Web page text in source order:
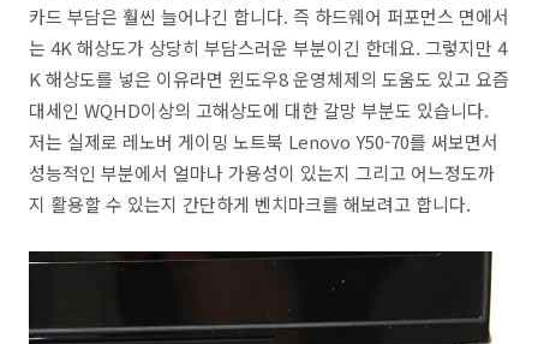
카드 부담은 훨씬 늘어나긴 합니다. 즉 하드웨어 퍼포먼스 면에서
는 4K 해상도가 상당히 부담스러운 부분이긴 한데요. 그렇지만 4
K 해상도를 넣은 이유라면 윈도우8 운영체제의 도움도 있고 요즘
대세인 WQHD이상의 고해상도에 대한 갈망 부분도 있습니다.
저는 실제로 레노버 게이밍 노트북 Lenovo Y50-70를 써보면서
성능적인 부분에서 얼마나 가용성이 있는지 그리고 어느정도까
지 활용할 수 있는지 간단하게 벤치마크를 해보려고 합니다.